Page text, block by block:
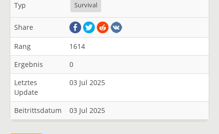
Typ Survival
Share
Rang
1614
Ergebnis
0
Letztes
Update
03 Jul 2025
Beitrittsdatum 03 Jul 2025